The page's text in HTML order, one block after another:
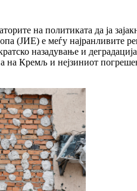
на политиката да ја
(ЈИЕ) е меѓу
назадување и
на Кремљ и нејзиниот